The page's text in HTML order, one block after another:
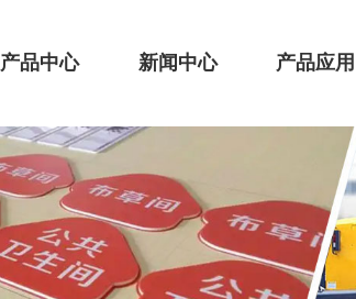
产品中心 新闻中心 产品应用